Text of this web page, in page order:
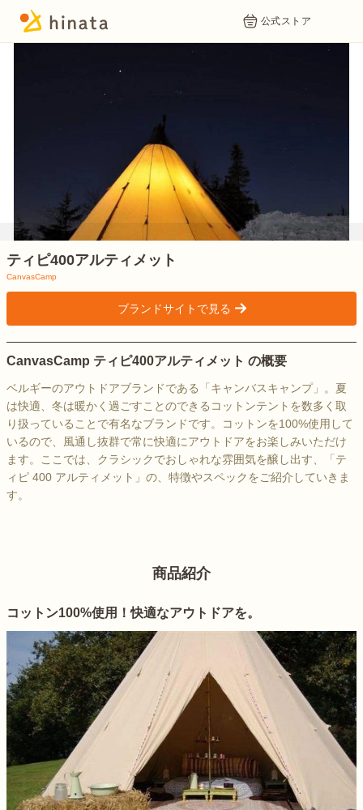
公式ストア
1
ティピ400アルティメット
CanvasCamp
ブランドサイトで見る
CanvasCamp ティピ400アルティメット の概要
ベルギーのアウトドアブランドである「キャンバスキャンプ」。夏
は快適、冬は暖かく過ごすことのできるコットンテントを数多く取
り扱っていることで有名なブランドです。コットンを100%使用して
いるので、風通し抜群で常に快適にアウトドアをお楽しみいただけ
ます。ここでは、クラシックでおしゃれな雰囲気を醸し出す、「テ
ィピ 400 アルティメット」の、特徴やスペックをご紹介していきま
す。
商品紹介
コットン100%使用！快適なアウトドアを。